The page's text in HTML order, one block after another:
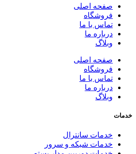
صفحه اصلی
فروشگاه
تماس با ما
درباره ما
وبلاگ
صفحه اصلی
فروشگاه
تماس با ما
درباره ما
وبلاگ
خدمات
خدمات سانترال
خدمات شبکه و سرور